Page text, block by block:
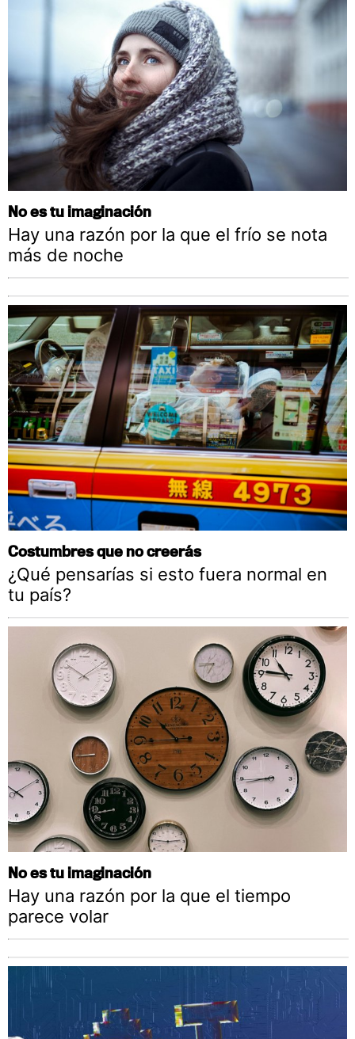
No es tu imaginación
Hay una razón por la que el frío se nota
más de noche
Costumbres que no creerás
¿Qué pensarías si esto fuera normal en
tu país?
No es tu imaginación
Hay una razón por la que el tiempo
parece volar